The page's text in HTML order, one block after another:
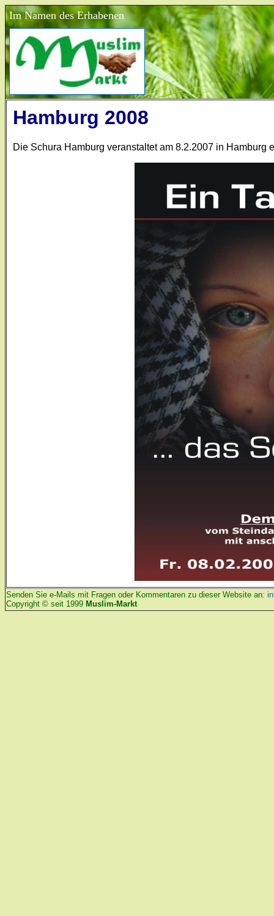
Im Namen des Erhabenen
Hamburg 2008
Die Schura Hamburg veranstaltet am 8.2.2007 in Hamburg
Senden Sie e-Mails mit Fragen oder Kommentaren zu dieser Website an:
Copyright © seit 1999 Muslim-Markt